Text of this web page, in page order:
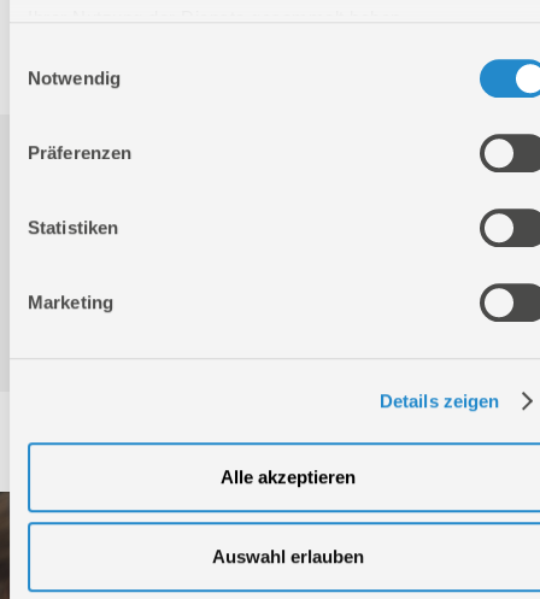
Notwendig
Präferenzen
Statistiken
Marketing
Details zeigen
Alle akzeptieren
Auswahl erlauben
Service